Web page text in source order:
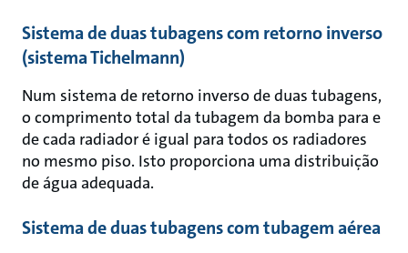
Sistema de duas tubagens com retorno inverso
(sistema Tichelmann)
Num sistema de retorno inverso de duas tubagens,
o comprimento total da tubagem da bomba para e
de cada radiador é igual para todos os radiadores
no mesmo piso. Isto proporciona uma distribuição
de água adequada.
Sistema de duas tubagens com tubagem aérea